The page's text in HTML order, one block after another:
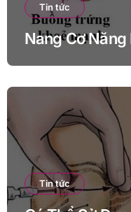
Tin tức
Nang Cơ
Tin tức